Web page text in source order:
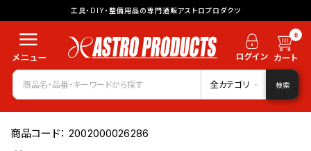
工具・DIY・整備用品の専門通販アストロプロダクツ
0
全カテゴリ 検索
商品コード：2002000026286